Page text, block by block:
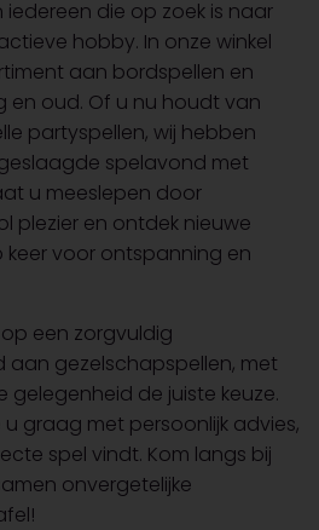
die op zoek is naar
hobby. In onze winkel
aan bordspellen en
en oud. Of u nu houdt van
partyspellen, wij hebben
spelavond met
u meeslepen door
plezier en ontdek nieuwe
voor ontspanning en
op een zorgvuldig
gezelschapspellen, met
gelegenheid de juiste keuze.
graag met persoonlijk advies,
spel vindt. Kom langs bij
onvergetelijke